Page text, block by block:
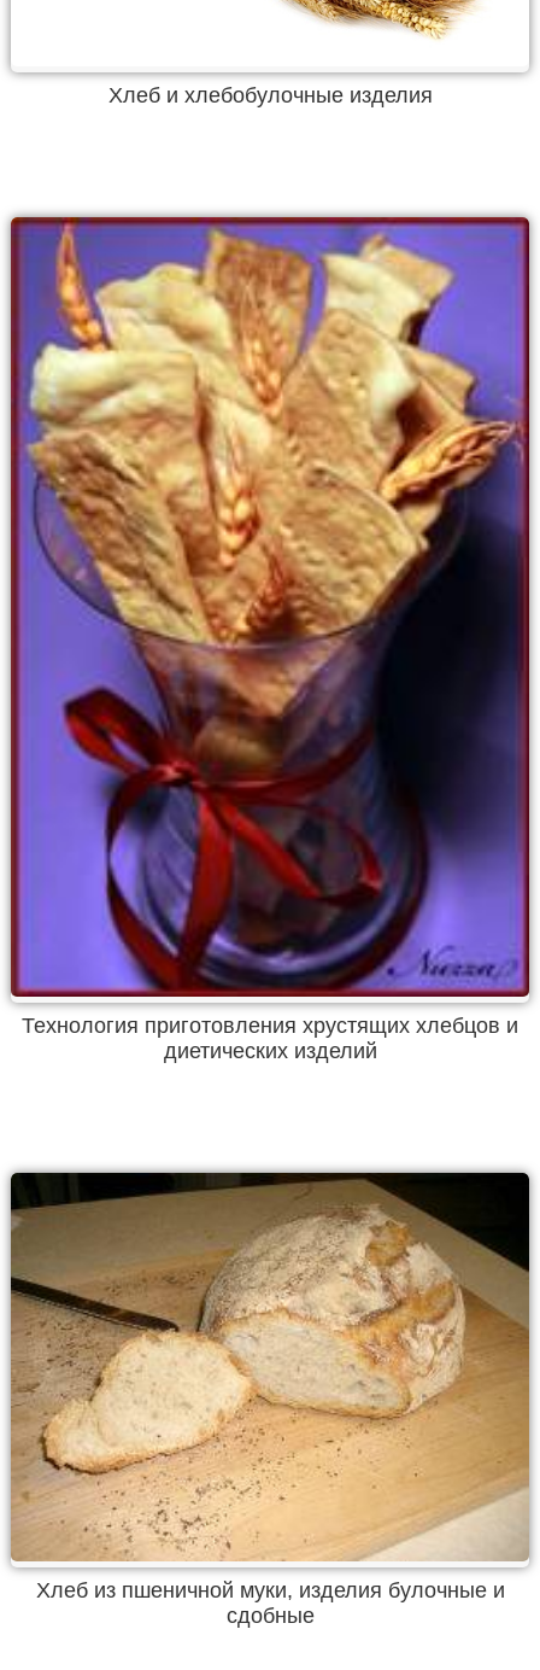
Хлеб и хлебобулочные изделия
Технология приготовления хрустящих хлебцов и
диетических изделий
Хлеб из пшеничной муки, изделия булочные и
сдобные